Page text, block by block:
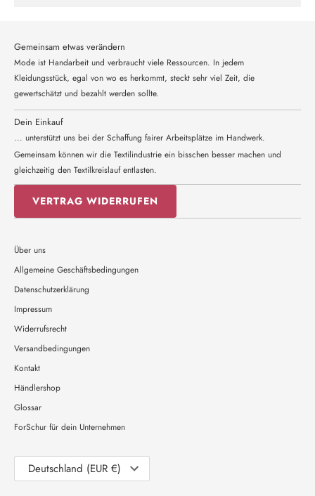
Gemeinsam etwas verändern
Mode ist Handarbeit und verbraucht viele Ressourcen. In jedem
Kleidungsstück, egal von wo es herkommt, steckt sehr viel Zeit, die
gewertschätzt und bezahlt werden sollte.
Dein Einkauf
... unterstützt uns bei der Schaffung fairer Arbeitsplätze im Handwerk.
Gemeinsam können wir die Textilindustrie ein bisschen besser machen und
gleichzeitig den Textilkreislauf entlasten.
VERTRAG WIDERRUFEN
Über uns
Allgemeine Geschäftsbedingungen
Datenschutzerklärung
Impressum
Widerrufsrecht
Versandbedingungen
Kontakt
Händlershop
Glossar
ForSchur für dein Unternehmen
WährungDeutschland (EUR €)